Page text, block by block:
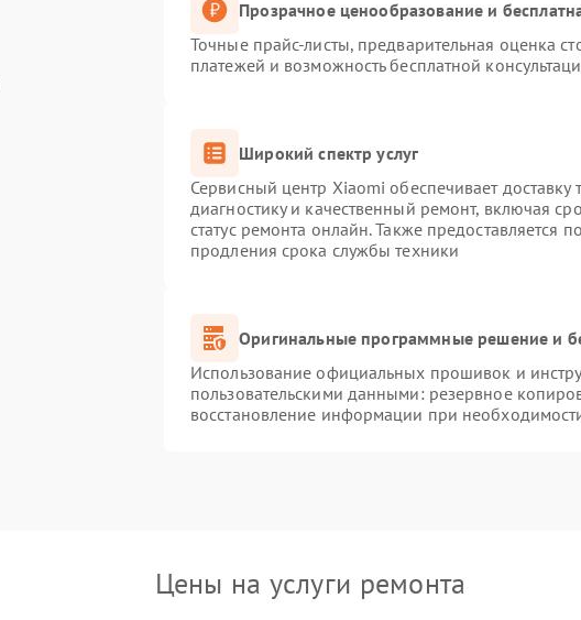
Прозрачное ценообразование и
Точные прайс-листы, предварительная оценка
платежей и возможность бесплатной
Широкий спектр услуг
Сервисный центр Xiaomi обеспечивает
диагностику и качественный ремонт, включая
статус ремонта онлайн. Также предоставляется
продления срока службы техники
Оригинальные программные решение и
Использование официальных прошивок и
пользовательскими данными: резервное
восстановление информации при
Цены на услуги ремонта